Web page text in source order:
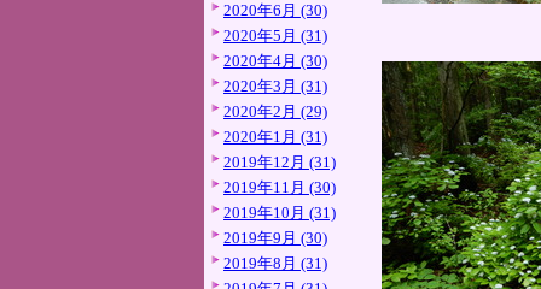
2020年6月 (30)
2020年5月 (31)
2020年4月 (30)
2020年3月 (31)
2020年2月 (29)
2020年1月 (31)
2019年12月 (31)
2019年11月 (30)
2019年10月 (31)
2019年9月 (30)
2019年8月 (31)